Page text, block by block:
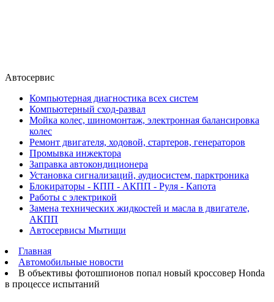
Автосервис
Компьютерная диагностика всех систем
Компьютерный сход-развал
Мойка колес, шиномонтаж, электронная балансировка
колес
Ремонт двигателя, ходовой, стартеров, генераторов
Промывка инжектора
Заправка автокондиционера
Установка сигнализаций, аудиосистем, парктроника
Блокираторы - КПП - АКПП - Руля - Капота
Работы с электрикой
Замена технических жидкостей и масла в двигателе,
АКПП
Автосервисы Мытищи
Главная
Автомобильные новости
В объективы фотошпионов попал новый кроссовер Honda
в процессе испытаний